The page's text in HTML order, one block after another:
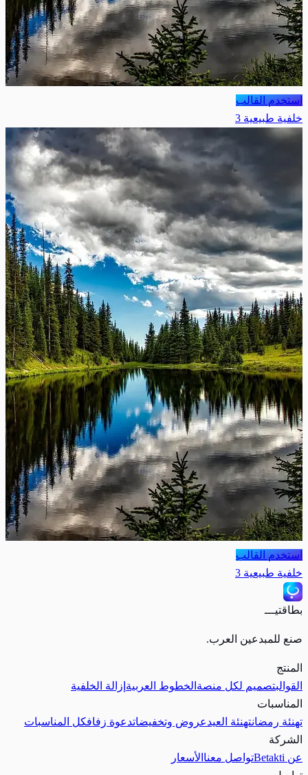
استخدم القالب
خلفية طبيعية 3
استخدم القالب
خلفية طبيعية 3
بطاقتيـــ
صنع للمبدعين العرب.
المنتج
القوالبتصميم لكل منصة الخطوط العربية إزالة الخلفية
المناسبات
تهنئة رمضانتهنئة العيدعروض وتخفيضاتدعوة زفافكل المناسبات
الشركة
عن Betakti
تواصل معنا الأسعار